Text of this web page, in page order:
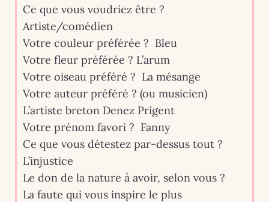
Ce que vous voudriez être ?
Artiste/comédien
Votre couleur préférée ? Bleu
Votre fleur préférée ? L’arum
Votre oiseau préféré ? La mésange
Votre auteur préféré ? (ou musicien)
L’artiste breton Denez Prigent
Votre prénom favori ? Fanny
Ce que vous détestez par-dessus tout ?
L’injustice
Le don de la nature à avoir, selon vous ?
La faute qui vous inspire le plus